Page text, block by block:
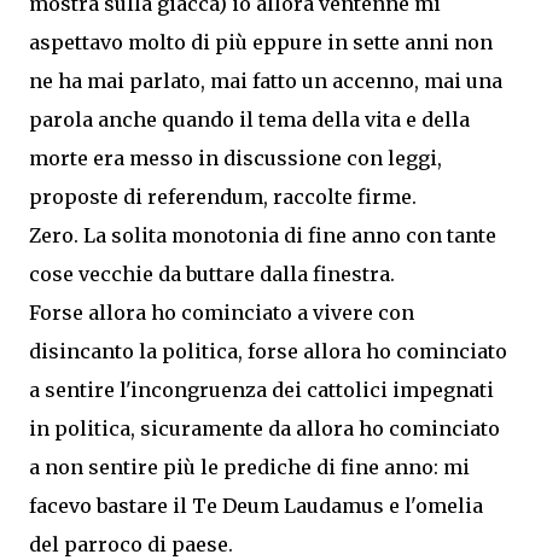
aspettavo molto di più eppure in sette anni non
ne ha mai parlato, mai fatto un accenno, mai una
parola anche quando il tema della vita e della
morte era messo in discussione con leggi,
proposte di referendum, raccolte firme.
Zero. La solita monotonia di fine anno con tante
cose vecchie da buttare dalla finestra.
Forse allora ho cominciato a vivere con
disincanto la politica, forse allora ho cominciato
a sentire l'incongruenza dei cattolici impegnati
in politica, sicuramente da allora ho cominciato
a non sentire più le prediche di fine anno: mi
facevo bastare il Te Deum Laudamus e l'omelia
del parroco di paese.